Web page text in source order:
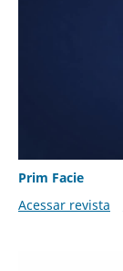
Prim Facie
Acessar revista